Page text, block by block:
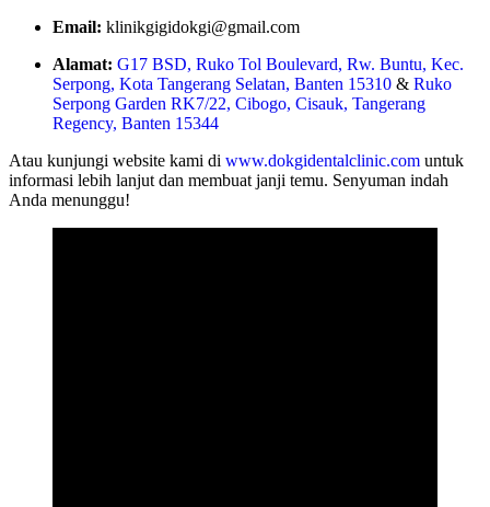
Email: klinikgigidokgi@gmail.com
Alamat: G17 BSD, Ruko Tol Boulevard, Rw. Buntu, Kec.
Serpong, Kota Tangerang Selatan, Banten 15310 & Ruko
Serpong Garden RK7/22, Cibogo, Cisauk, Tangerang
Regency, Banten 15344
Atau kunjungi website kami di www.dokgidentalclinic.com untuk
informasi lebih lanjut dan membuat janji temu. Senyuman indah
Anda menunggu!